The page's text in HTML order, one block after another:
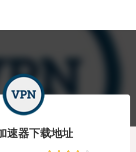
速器下载地址